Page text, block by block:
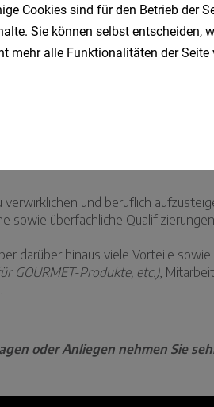
Cookies sind für den Betrieb der
Sie können selbst entscheiden,
mehr alle Funktionalitäten der Seite